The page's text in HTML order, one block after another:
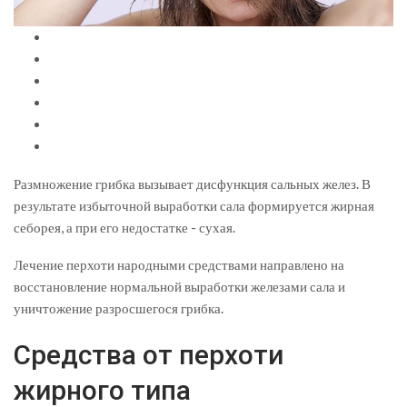
Размножение грибка вызывает дисфункция сальных желез. В
результате избыточной выработки сала формируется жирная
себорея, а при его недостатке - сухая.
Лечение перхоти народными средствами направлено на
восстановление нормальной выработки железами сала и
уничтожение разросшегося грибка.
Средства от перхоти
жирного типа